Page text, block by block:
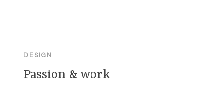
DESIGN
Passion & work